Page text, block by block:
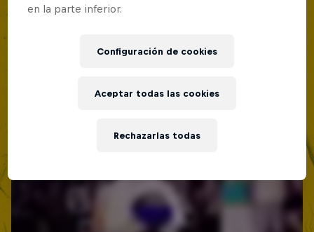
BATALLAS DE RAP
en la parte inferior.
Configuración de cookies
Rechazarlas todas
Aceptar todas las cookies